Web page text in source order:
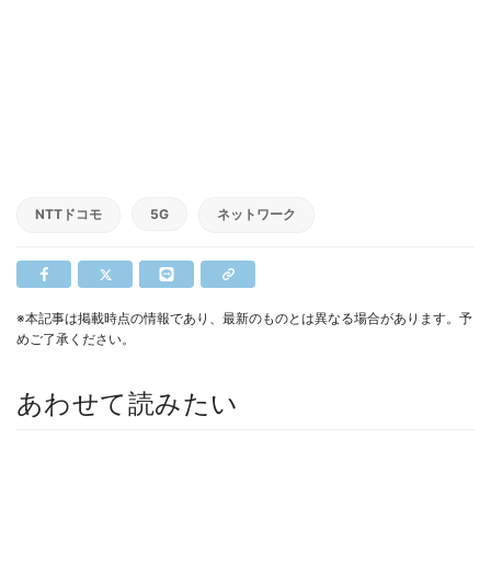
NTTドコモ 5G ネットワーク
※本記事は掲載時点の情報であり、最新のものとは異なる場合があります。予
めご了承ください。
あわせて読みたい